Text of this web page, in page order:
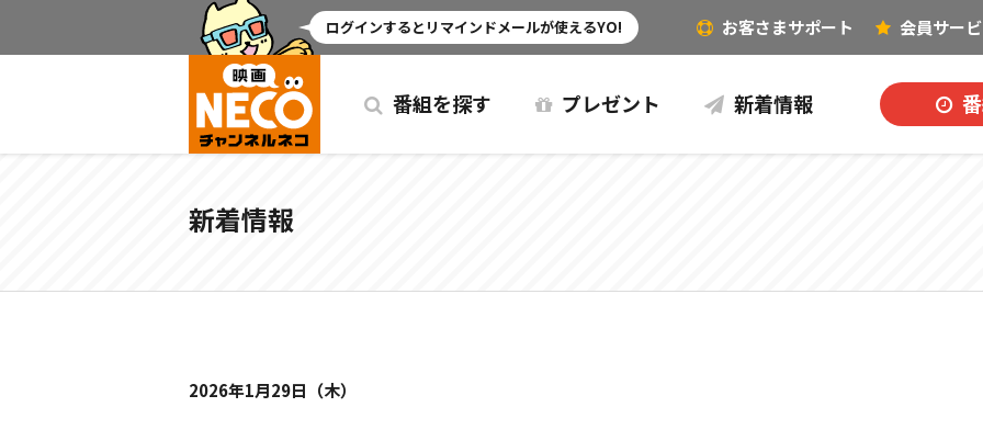
番組を探す プレゼント 新着情報
お客さまサポート 会員サー
ミッドナイト その他（音楽など）
ログインするとリマインドメールが使えるYO!
新着情報
2026年1月29日（木）